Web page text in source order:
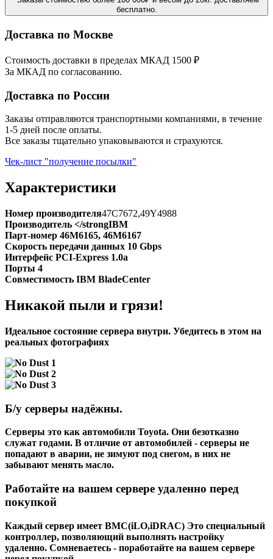
бесплатно.
Доставка по Москве
Стоимость доставки в пределах МКАД 1500 ₽
За МКАД по согласованию.
Доставка по России
Заказы отправляются транспортными компаниями, в течение
1-5 дней после оплаты.
Все заказы тщательно упаковываются и страхуются.
Чек-лист "получение посылки"
Характеристики
Номер производителя47C7672,49Y4988
Производитель </strongIBM
Парт-номер 46M6165, 46M6167
Скорость передачи данных 10 Gbps
Интерфейс PCI-Express 1.0a
Порты 4
Совместимость IBM BladeCenter
Никакой пыли и грязи!
Идеальное состояние сервера внутри. Убедитесь в этом на
реальных фотографиях
Б/у серверы надёжны.
Серверы это как автомобили Toyota. Они безотказно
служат годами. В отличие от автомобилей - серверы не
попадают в аварии, не зимуют под снегом, в них не
забывают менять масло.
Работайте на вашем сервере удаленно перед
покупкой
Каждый сервер имеет BMC(iLO,iDRAC) Это специальный
контроллер, позволяющий выполнять настройку
удаленно. Сомневаетесь - поработайте на вашем сервере